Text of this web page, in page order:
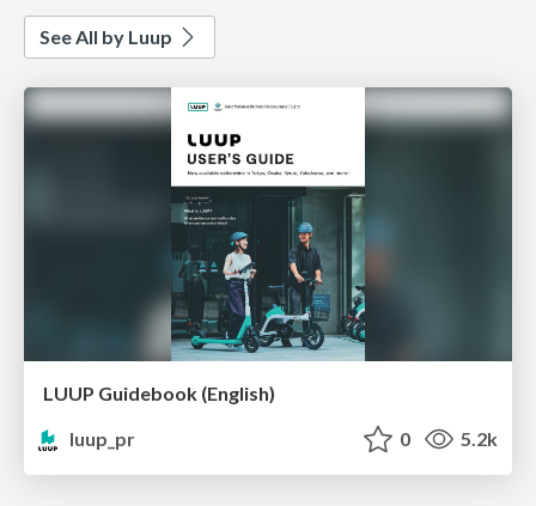
See All by Luup
LUUP Guidebook (English)
luup_pr
0 5.2k